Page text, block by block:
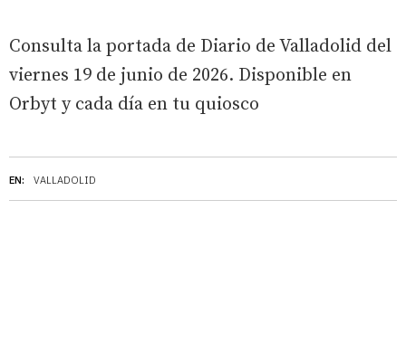
EN: VALLADOLID
Consulta la portada de Diario de Valladolid del
viernes 19 de junio de 2026. Disponible en
Orbyt y cada día en tu quiosco